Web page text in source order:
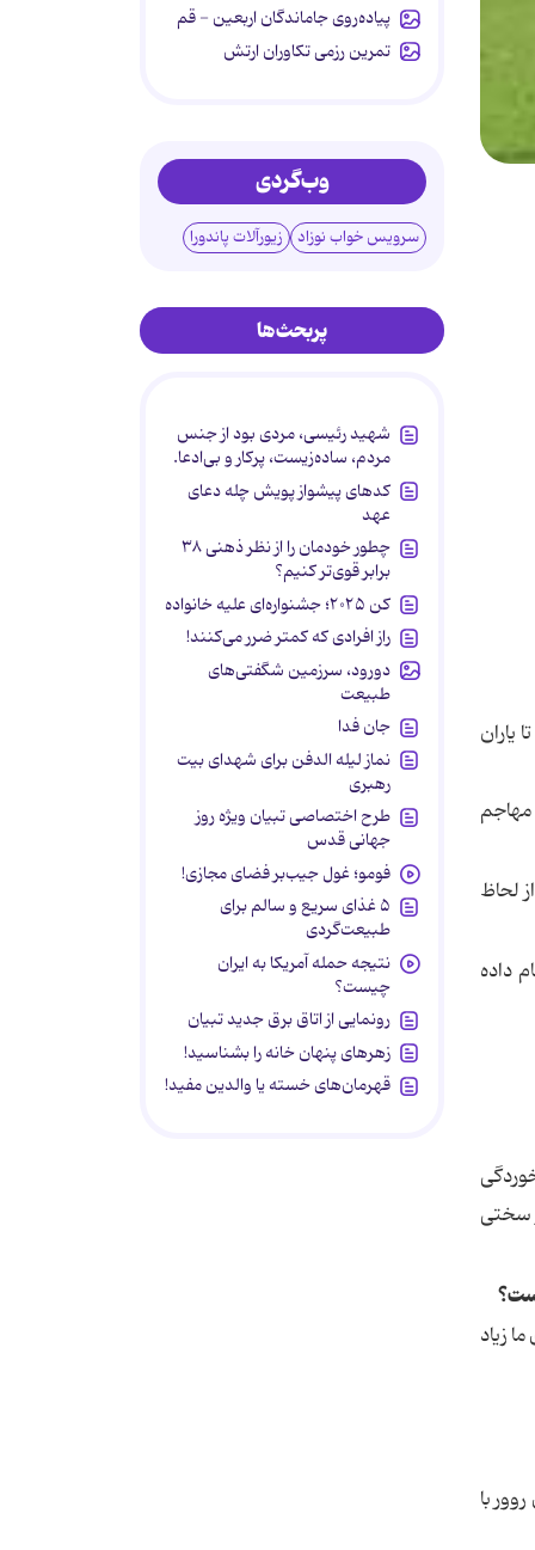
را باز شده دید تا یاران
مهاجم
لحاظ
داده
سختی
ما زیاد
ولی فشار هرتابرلین هر لحظه بیشتر می شد و دیدید كه در دقیقه 75 نوی روور با
پیاده‌روی جاماندگان اربعین - قم
تمرین رزمی تکاوران ارتش
وب‌گردی
سرویس خواب نوزاد زیورآلات پاندورا
پربحث‌ها
شهید رئیسی، مردی بود از جنس
مردم، ساده‌زیست، پرکار و بی‌ادعا.
کدهای پیشواز پویش چله دعای
عهد
چطور خودمان را از نظر ذهنی ۳۸
برابر قوی‌تر کنیم؟
کن ۲۰۲۵؛ جشنواره‌ای علیه خانواده
راز افرادی که کمتر ضرر می‌کنند!
دورود، سرزمین شگفتی‌های
طبیعت
جان فدا
نماز لیله الدفن برای شهدای بیت
رهبری
طرح اختصاصی تبیان ویژه روز
جهانی قدس
فومو؛ غول جیب‌بر فضای مجازی!
۵ غذای سریع و سالم برای
طبیعت‌گردی
نتیجه حمله آمریکا به ایران
چیست؟
رونمایی از اتاق برق جدید تبیان
زهرهای پنهان خانه را بشناسید!
قهرمان‌های خسته یا والدین مفید!